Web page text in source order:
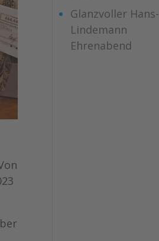
Glanzvoller Hans-
Lindemann
Ehrenabend